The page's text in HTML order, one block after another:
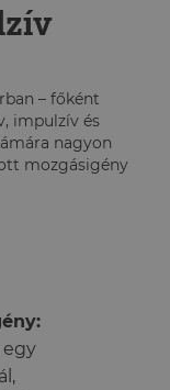
– főként
impulzív és
nagyon
mozgásigény
egy